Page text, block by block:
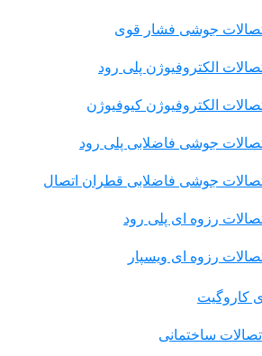
جوشی فشار قوی
الکتروفیوژن پلی رود
الکتروفیوژن کیوفیوژن
جوشی فاضلابی پلی رود
جوشی فاضلابی قطران اتصال
رزوه ای پلی رود
رزوه ای ویسپار
کاروگیت
ساختمانی